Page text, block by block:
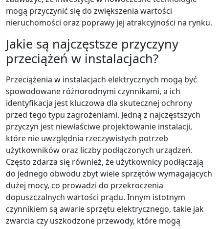
mogą przyczynić się do zwiększenia wartości
nieruchomości oraz poprawy jej atrakcyjności na rynku.
Jakie są najczęstsze przyczyny
przeciążeń w instalacjach?
Przeciążenia w instalacjach elektrycznych mogą być
spowodowane różnorodnymi czynnikami, a ich
identyfikacja jest kluczowa dla skutecznej ochrony
przed tego typu zagrożeniami. Jedną z najczęstszych
przyczyn jest niewłaściwe projektowanie instalacji,
które nie uwzględnia rzeczywistych potrzeb
użytkowników oraz liczby podłączonych urządzeń.
Często zdarza się również, że użytkownicy podłączają
do jednego obwodu zbyt wiele sprzętów wymagających
dużej mocy, co prowadzi do przekroczenia
dopuszczalnych wartości prądu. Innym istotnym
czynnikiem są awarie sprzętu elektrycznego, takie jak
zwarcia czy uszkodzone przewody, które mogą